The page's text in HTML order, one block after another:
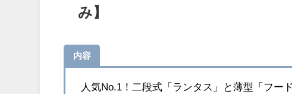
み】
内容
人気No.1！二段式「ランタス」と薄型「フード